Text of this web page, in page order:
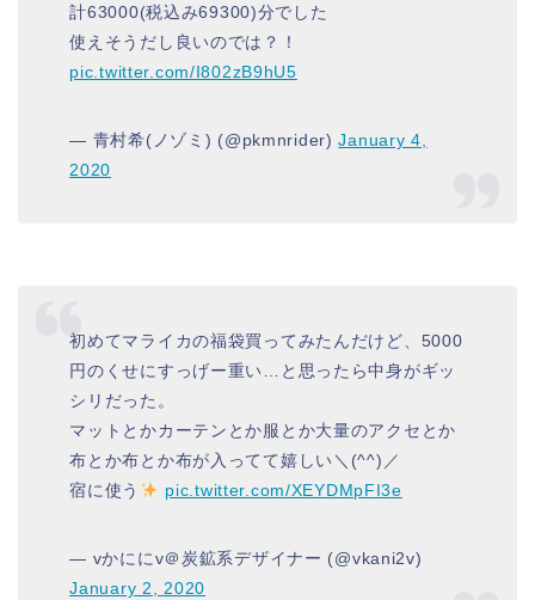
計63000(税込み69300)分でした
使えそうだし良いのでは？！
pic.twitter.com/I802zB9hU5
— 青村希(ノゾミ) (@pkmnrider)January 4,
2020
初めてマライカの福袋買ってみたんだけど、5000
円のくせにすっげー重い…と思ったら中身がギッ
シリだった。
マットとかカーテンとか服とか大量のアクセとか
布とか布とか布が入ってて嬉しい＼(^^)／
宿に使う
pic.twitter.com/XEYDMpFI3e
— vかににv＠炭鉱系デザイナー (@vkani2v)
January 2, 2020